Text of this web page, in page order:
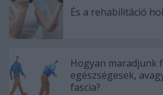
És a rehabilitáció
Hogyan maradjunk
egészségesek,
fascia?